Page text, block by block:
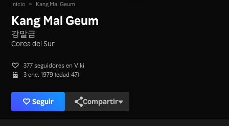
Inicio > Kang Mal Geum
Kang Mal Geum
강말금
Corea del Sur
377 seguidores en Viki
3 ene. 1979 (edad 47)
Seguir Compartir